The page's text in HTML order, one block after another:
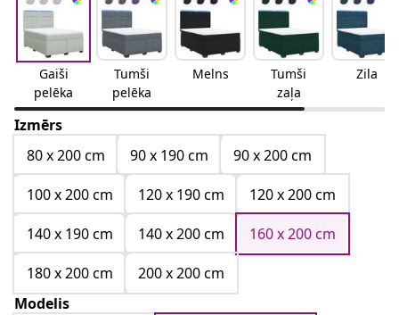
Gaiši
pelēka
Tumši
pelēka
Melns
Tumši
zaļa
Zila
Izmērs
80 x 200 cm
90 x 190 cm
90 x 200 cm
100 x 200 cm
120 x 190 cm
120 x 200 cm
140 x 190 cm
140 x 200 cm
160 x 200 cm
180 x 200 cm
200 x 200 cm
Modelis